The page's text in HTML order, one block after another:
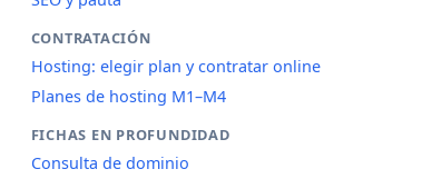
CONTRATACIÓN
Hosting: elegir plan y contratar online
Planes de hosting M1–M4
FICHAS EN PROFUNDIDAD
Consulta de dominio